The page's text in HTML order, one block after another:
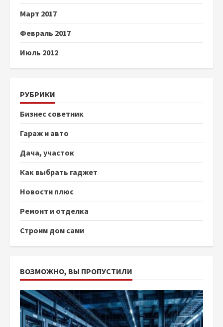
Март 2017
Февраль 2017
Июль 2012
РУБРИКИ
Бизнес советник
Гараж и авто
Дача, участок
Как выбрать гаджет
Новости плюс
Ремонт и отделка
Строим дом сами
ВОЗМОЖНО, ВЫ ПРОПУСТИЛИ